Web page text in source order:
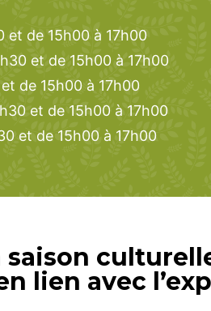
et de 15h00 à 17h00
et de 15h00 à 17h00
de 15h00 à 17h00
et de 15h00 à 17h00
et de 15h00 à 17h00
saison
lien avec